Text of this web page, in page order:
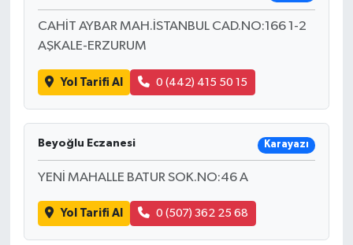
CAHİT AYBAR MAH.İSTANBUL CAD.NO:166 1-2
AŞKALE-ERZURUM
Yol Tarifi Al 0 (442) 415 50 15
Beyoğlu Eczanesi Karayazı
YENİ MAHALLE BATUR SOK.NO:46 A
Yol Tarifi Al 0 (507) 362 25 68